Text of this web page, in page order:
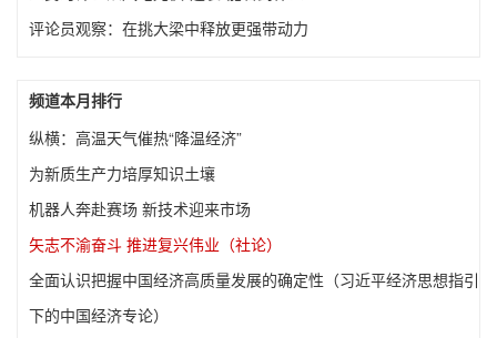
评论员观察：在挑大梁中释放更强带动力
频道本月排行
纵横：高温天气催热“降温经济”
为新质生产力培厚知识土壤
机器人奔赴赛场 新技术迎来市场
矢志不渝奋斗 推进复兴伟业（社论）
全面认识把握中国经济高质量发展的确定性（习近平经济思想指引
下的中国经济专论）